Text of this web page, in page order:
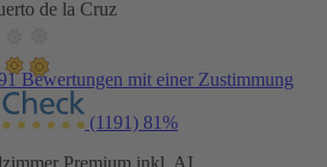
de la Cruz
Bewertungen mit einer Zustimmung
(1191) 81%
Premium inkl. AI